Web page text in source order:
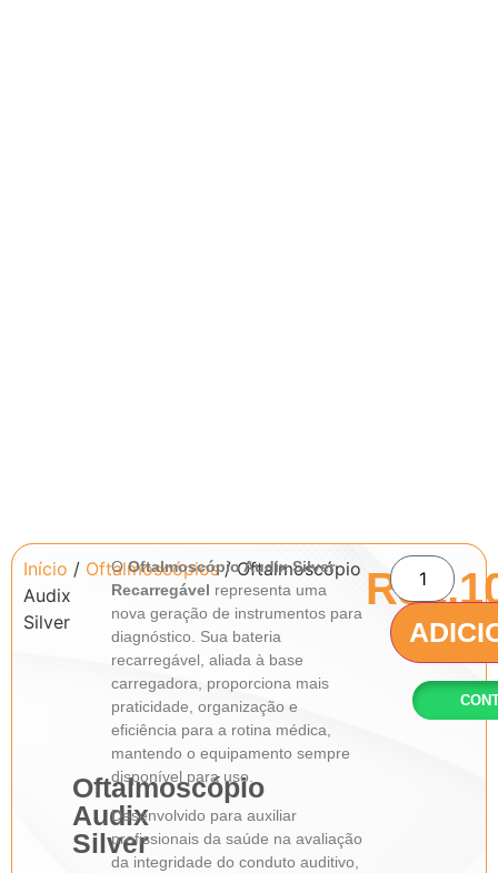
Início / Oftalmoscópios/ Oftalmoscópio
Audix
Silver
Oftalmoscópio
Audix
Silver
OOftalmoscópio Audix Silver
Recarregável representa uma
nova geração de instrumentos para
diagnóstico. Sua bateria
recarregável, aliada à base
carregadora, proporciona mais
praticidade, organização e
eficiência para a rotina médica,
mantendo o equipamento sempre
disponível para uso.
Desenvolvido para auxiliar
profissionais da saúde na avaliação
da integridade do conduto auditivo,
R$